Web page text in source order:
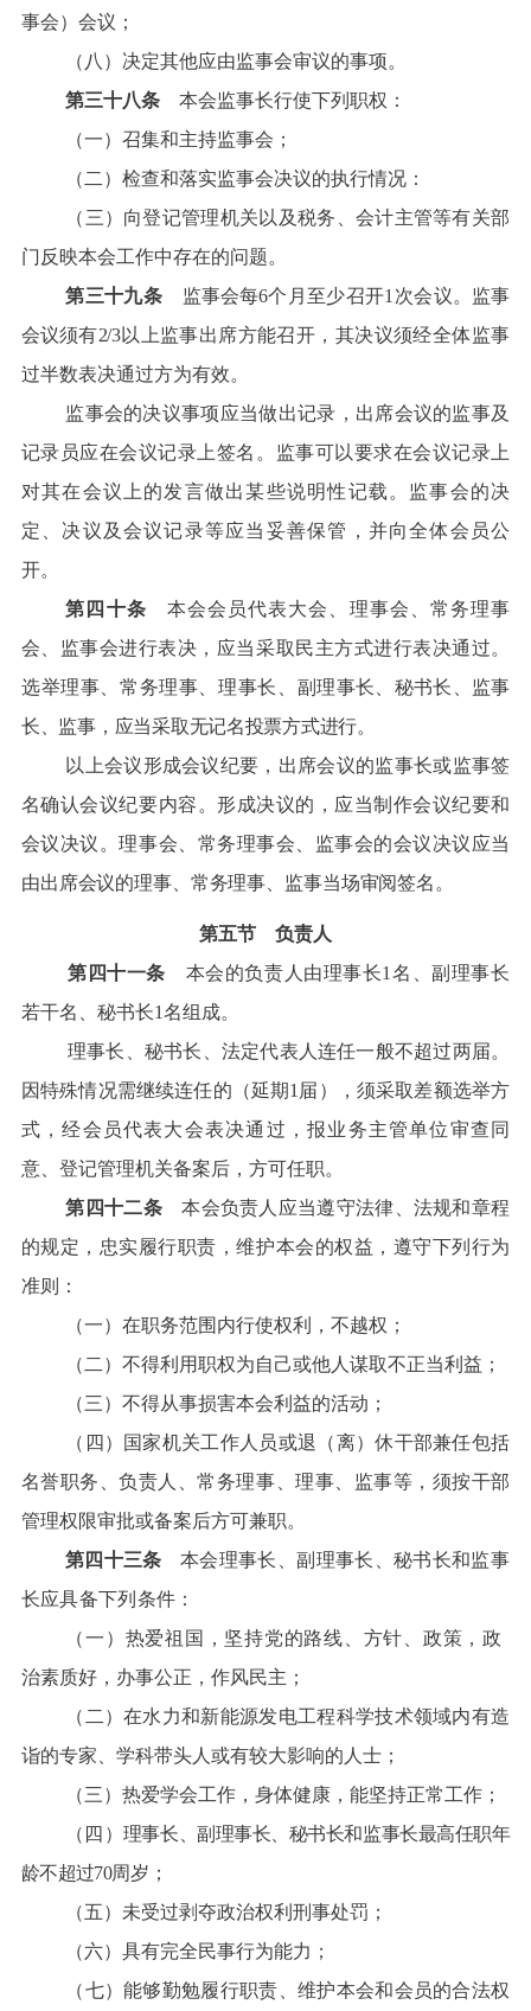
事会）会议；
（八）决定其他应由监事会审议的事项。
第三十八条 本会监事长行使下列职权：
（一）召集和主持监事会；
（二）检查和落实监事会决议的执行情况：
（三）向登记管理机关以及税务、会计主管等有关部
门反映本会工作中存在的问题。
第三十九条
监事会每6个月至少召开1次会议。 监事
会议须有2/3以上监事出席方能召开，其决议须经全体监事
过半数表决通过方为有效。
监事会的决议事项应当做出记录，出席会议的监事及
记录员应在会议记录上签名。监事可以要求在会议记录上
对其在会议上的发言做出某些说明性记载。监事会的决
定、决议及会议记录等应当妥善保管，并向全体会员公
开。
第四十条 本会会员代表大会、理事会、常务理事
会、监事会进行表决，应当采取民主方式进行表决通过。
选举理事、常务理事、理事长、副理事长、秘书长、监事
长、监事，应当采取无记名投票方式进行。
以上会议形成会议纪要，出席会议的监事长或监事签
名确认会议纪要内容。形成决议的，应当制作会议纪要和
会议决议。理事会、常务理事会、监事会的会议决议应当
由出席会议的理事、常务理事、监事当场审阅签名。
第五节 负责人
第四十一条 本会的负责人由理事长1名、副理事长
若干名、秘书长1名组成。
理事长、秘书长、法定代表人连任一般不超过两届。
因特殊情况需继续连任的（延期1届），须采取差额选举方
式，经会员代表大会表决通过，报业务主管单位审查同
意、登记管理机关备案后，方可任职。
第四十二条本会负责人应当遵守法律、法规和章程
的规定，忠实履行职责，维护本会的权益，遵守下列行为
准则：
（一）在职务范围内行使权利，不越权；
（二）不得利用职权为自己或他人谋取不正当利益；
（三）不得从事损害本会利益的活动；
（四）国家机关工作人员或退（离）休干部兼任包括
名誉职务、负责人、常务理事、理事、监事等，须按干部
管理权限审批或备案后方可兼职。
第四十三条 本会理事长、副理事长、秘书长和监事
长应具备下列条件：
（一）热爱祖国，坚持党的路线、方针、政策，政
治素质好，办事公正，作风民主；
（二）在水力和新能源发电工程科学技术领域内有造
诣的专家、学科带头人或有较大影响的人士；
（三）热爱学会工作，身体健康，能坚持正常工作；
（四） 理事长、副理事长、秘书长和监事长最高任职年
龄不超过70周岁；
（五）未受过剥夺政治权利刑事处罚；
（六）具有完全民事行为能力；
（七）能够勤勉履行职责、维护本会和会员的合法权